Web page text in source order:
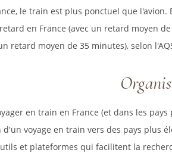
le train est plus ponctuel que
en France (avec un retard moyen
retard moyen de 35 minutes), selon
en train en France (et dans les
voyage en train vers des pays plus
et plateformes qui facilitent la